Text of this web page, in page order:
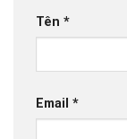
Tên *
Email *